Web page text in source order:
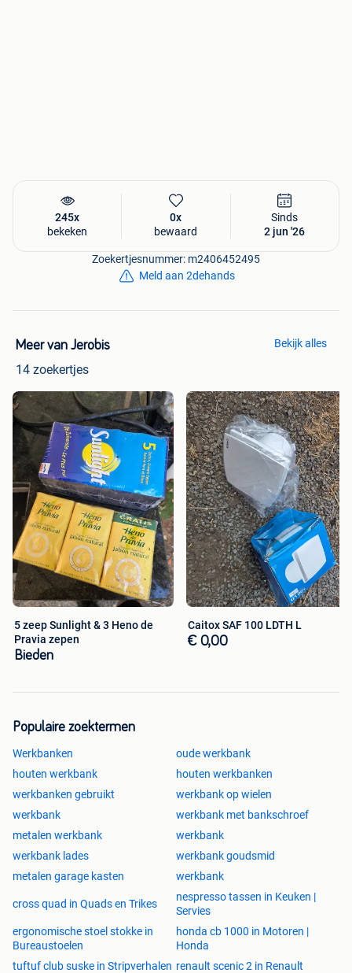
245x
bekeken
0x
bewaard
Sinds
2 jun '26
Zoekertjesnummer: m2406452495
Meld aan 2dehands
Meer van Jerobis
14 zoekertjes
Bekijk alles
5 zeep Sunlight & 3 Heno de
Pravia zepen
Bieden
Caitox SAF 100 LDTH L
€ 0,00
Populaire zoektermen
Werkbanken
oude werkbank
houten werkbank
houten werkbanken
werkbanken gebruikt
werkbank op wielen
werkbank
werkbank met bankschroef
metalen werkbank
werkbank
werkbank lades
werkbank goudsmid
metalen garage kasten
werkbank
cross quad in Quads en Trikes
nespresso tassen in Keuken |
Servies
ergonomische stoel stokke in
Bureaustoelen
honda cb 1000 in Motoren |
Honda
tuftuf club suske in Stripverhalen renault scenic 2 in Renault